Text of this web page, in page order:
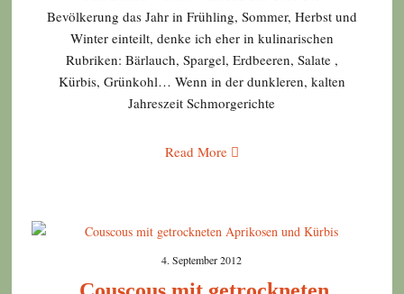
Bevölkerung das Jahr in Frühling, Sommer, Herbst und
Winter einteilt, denke ich eher in kulinarischen
Rubriken: Bärlauch, Spargel, Erdbeeren, Salate ,
Kürbis, Grünkohl… Wenn in der dunkleren, kalten
Jahreszeit Schmorgerichte
Read More
4. September 2012